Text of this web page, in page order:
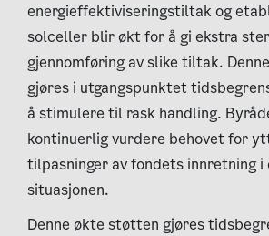
energieffektiviseringstiltak og
solceller blir økt for å gi ekstra
gjennomføring av slike tiltak.
gjøres i utgangspunktet
å stimulere til rask handling.
kontinuerlig vurdere behovet for
tilpasninger av fondets innretning i
situasjonen.
Denne økte støtten gjøres